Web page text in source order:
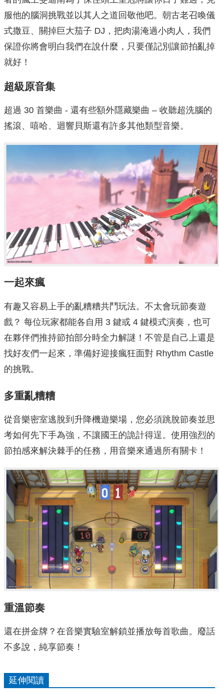
服他的腦洞挑戰並以其人之道回敬他吧。朝古老召喚儀
式撒豆、關掉巨大茄子 DJ，把肉湯淹過小肉人，我們
保證你將會明白我們在說什麼，只要僅記別讓節拍亂掉
就好！
超級原音集
超過 30 首樂曲 - 還有些額外隱藏樂曲 – 收聽超洗腦的
搖滾、嘻哈、迴響貝斯還有許多其他類型音樂。
一起來瘋
有趣又容易上手的亂糟糟共鬥玩法。不太會玩節奏遊
戲？ 每位玩家都能各自用 3 鍵或 4 鍵模式演奏，也可
在夥伴們推持節拍部分時全力解謎！不管是自己上還是
找好友們一起來，準備好迎接瘋狂面對 Rhythm Castle
的挑戰。
多重亂糟糟
從音樂密室逃脫到升降機遊樂場，您必須跳脫節奏並思
考如何先下手為強，不讓國王的詭計得逞。使用強烈的
節拍感來解決棘手的任務，用音樂來通過所有關卡！
重溫節奏
還在拼金牌？在音樂實驗室解鎖並播放每首歌曲。廢話
不多說，純享節奏！
延伸閱讀